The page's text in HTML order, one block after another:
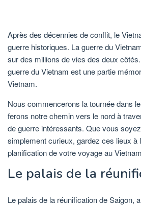
Après des décennies de conflit, le
guerre historiques. La guerre du
sur des millions de vies des deux
guerre du Vietnam est une partie
Vietnam.
Nous commencerons la tournée dans
ferons notre chemin vers le nord à
de guerre intéressants. Que vous
simplement curieux, gardez ces lieux à
planification de votre voyage au Vietnam
Le palais de la
Le palais de la réunification de Saigon,